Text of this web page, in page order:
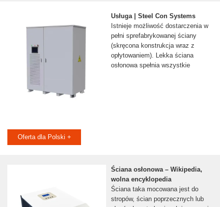
Usługa | Steel Con Systems
Istnieje możliwość dostarczenia w
pełni sprefabrykowanej ściany
(skręcona konstrukcja wraz z
opłytowaniem). Lekka ściana
osłonowa spełnia wszystkie
Oferta dla Polski +
Ściana osłonowa – Wikipedia,
wolna encyklopedia
Ściana taka mocowana jest do
stropów, ścian poprzecznych lub